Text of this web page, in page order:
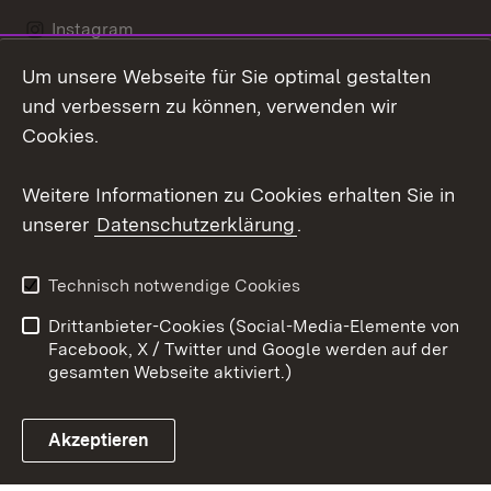
Instagram
Social Wall
Link zum Landesportal
Barrierefreiheit
Benutzungshinweise
Impressum
Cookies
Um unsere Webseite für Sie optimal gestalten
und verbessern zu können, verwenden wir
Cookies.
Weitere Informationen zu Cookies erhalten Sie in
unserer Datenschutzerklärung.
Technisch notwendige Cookies
Drittanbieter-Cookies (Social-Media-Elemente von
Facebook, X / Twitter und Google werden auf der
gesamten Webseite aktiviert.)
Akzeptieren